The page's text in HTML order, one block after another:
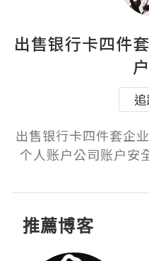
出售银行卡四件
出售银行卡四件套企
个人账户公司账户安
推薦博客